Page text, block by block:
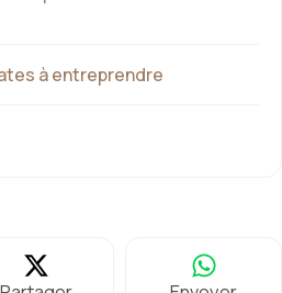
à entreprendre